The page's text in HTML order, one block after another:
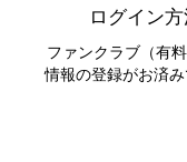
ログイン
ファンクラブ（有
情報の登録がお済み